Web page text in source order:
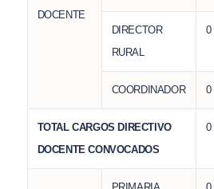
DOCENTE
DIRECTOR
RURAL
0
COORDINADOR 0
TOTAL CARGOS DIRECTIVO
DOCENTE CONVOCADOS
0